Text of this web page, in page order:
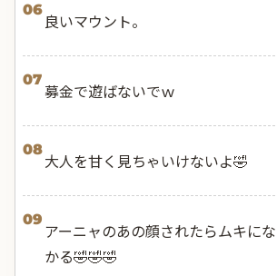
06
良いマウント。
07
募金で遊ばないでｗ
08
大人を甘く見ちゃいけないよ🤣
09
アーニャのあの顔されたらムキに
かる🤣🤣🤣